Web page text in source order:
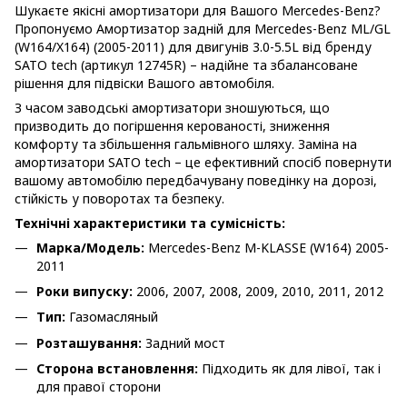
Шукаєте якісні амортизатори для Вашого Mercedes-Benz?
Пропонуємо Амортизатор задній для Mercedes-Benz ML/GL
(W164/X164) (2005-2011) для двигунів 3.0-5.5L від бренду
SATO tech (артикул 12745R) – надійне та збалансоване
рішення для підвіски Вашого автомобіля.
З часом заводські амортизатори зношуються, що
призводить до погіршення керованості, зниження
комфорту та збільшення гальмівного шляху. Заміна на
амортизатори SATO tech – це ефективний спосіб повернути
вашому автомобілю передбачувану поведінку на дорозі,
стійкість у поворотах та безпеку.
Технічні характеристики та сумісність:
Марка/Модель: Mercedes-Benz M-KLASSE (W164) 2005-
2011
Роки випуску: 2006, 2007, 2008, 2009, 2010, 2011, 2012
Тип: Газомасляный
Розташування: Задний мост
Сторона встановлення: Підходить як для лівої, так і
для правої сторони